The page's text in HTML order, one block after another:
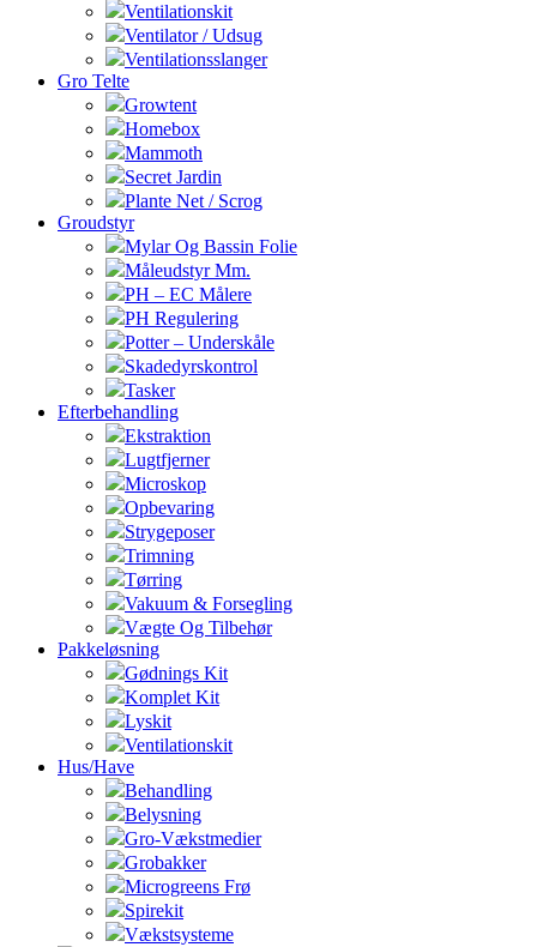
Ventilationskit
Ventilator / Udsug
Ventilationsslanger
Gro Telte
Growtent
Homebox
Mammoth
Secret Jardin
Plante Net / Scrog
Groudstyr
Mylar Og Bassin Folie
Måleudstyr Mm.
PH – EC Målere
PH Regulering
Potter – Underskåle
Skadedyrskontrol
Tasker
Efterbehandling
Ekstraktion
Lugtfjerner
Microskop
Opbevaring
Strygeposer
Trimning
Tørring
Vakuum & Forsegling
Vægte Og Tilbehør
Pakkeløsning
Gødnings Kit
Komplet Kit
Lyskit
Ventilationskit
Hus/Have
Behandling
Belysning
Gro-Vækstmedier
Grobakker
Microgreens Frø
Spirekit
Vækstsysteme